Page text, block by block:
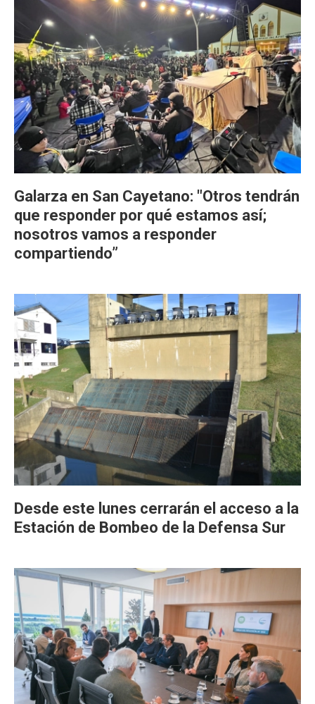
Galarza en San Cayetano: "Otros tendrán
que responder por qué estamos así;
nosotros vamos a responder
compartiendo”
Desde este lunes cerrarán el acceso a la
Estación de Bombeo de la Defensa Sur